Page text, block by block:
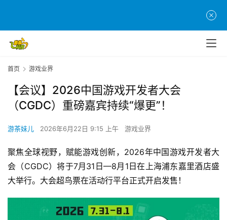
首页 游戏业界
【会议】2026中国游戏开发者大会
（CGDC）重磅嘉宾持续“爆更”！
游茶妹儿 2026年6月22日 9:15 上午 游戏业界
聚焦全球视野，赋能游戏创新，2026年中国游戏开发者大
会（CGDC）将于7月31日—8月1日在上海浦东嘉里酒店盛
大举行。大会超鸟票在活动行平台正式开启发售！